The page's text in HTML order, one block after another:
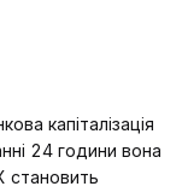
капіталізація
24 години вона
становить